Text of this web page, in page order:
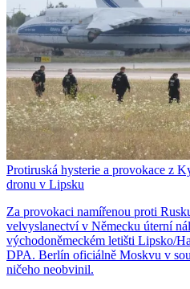
Protiruská hysterie a provokace z
dronu v Lipsku
Za provokaci namířenou proti
velvyslanectví v Německu úterní
východoněmeckém letišti Lipsko/
DPA. Berlín oficiálně Moskvu v
ničeho neobvinil.